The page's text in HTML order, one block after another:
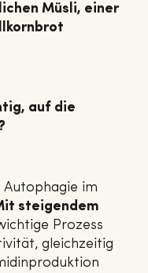
Müsli, einer
auf die
Autophagie im
steigendem
Prozess
gleichzeitig